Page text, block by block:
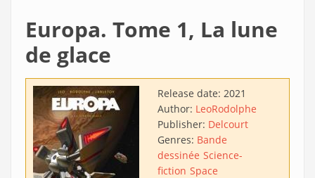
Europa. Tome 1, La lune
de glace
Release date: 2021
Author: LeoRodolphe
Publisher: Delcourt
Genres: Bande
dessinée Science-
fiction Space